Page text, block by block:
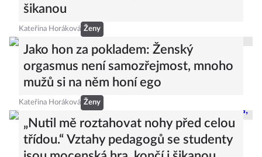
šikanou
Kateřina Horáková Ženy
Jako hon za pokladem: Ženský
orgasmus není samozřejmost, mnoho
mužů si na něm honí ego
Kateřina Horáková Ženy
„Nutil mě roztahovat nohy před celou
třídou.“ Vztahy pedagogů se studenty